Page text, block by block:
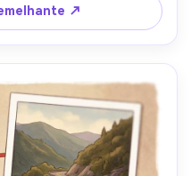
de museu-cartaz,
para impressão, lente de
rasa, iluminação
AR 4:5
↗